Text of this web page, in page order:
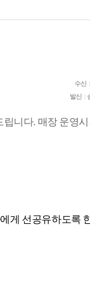
수신 :
발신
:
립니다. 매장 운영
게 선공유하도록